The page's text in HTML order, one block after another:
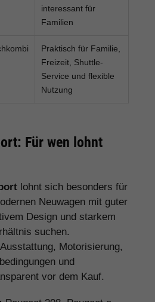
interessant für
Familien
Praktisch für Familie,
Freizeit, Shuttle-
Service und flexible
Nutzung
Für wen lohnt
lohnt sich besonders für
Neuwagen mit guter
Design und starkem
suchen.
Motorisierung,
und
vor dem Kauf.